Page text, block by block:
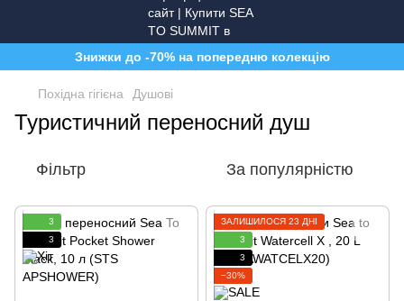
Знижки до -70% на попередню колекцію
Похідна гігієна Душові
Туристичний переносний душ
Фільтр За популярністю
3
3
ЗАЛИШИЛОСЯ 23 ДНІ
3
3
−30%